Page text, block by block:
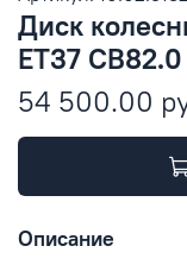
Диск
ET37
54 500.00
Описание